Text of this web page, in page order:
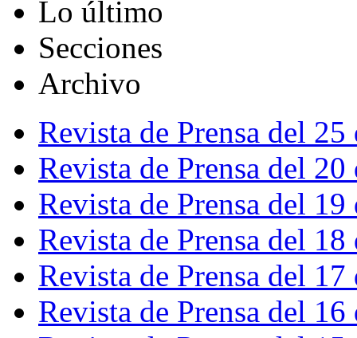
Lo último
Secciones
Archivo
Revista de Prensa del
Revista de Prensa del
Revista de Prensa del
Revista de Prensa del
Revista de Prensa del
Revista de Prensa del